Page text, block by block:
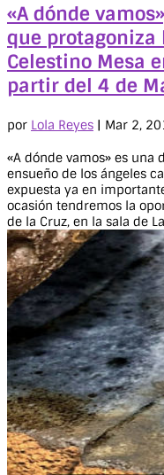
«A dónde
que protagoniza
Celestino Mesa
partir del 4 de
por Lola Reyes | Mar 2,
«A dónde vamos» es una
ensueño de los ángeles
expuesta ya en
ocasión tendremos la
de la Cruz, en la sala de